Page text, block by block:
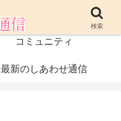
コミュニティ
最新のしあわせ通信
検索